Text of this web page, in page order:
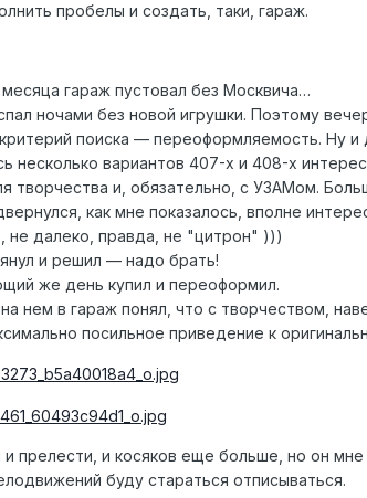
пробелы и создать, таки, гараж.
гараж пустовал без Москвича…
ночами без новой игрушки. Поэтому
поиска — переоформляемость. Ну и
несколько вариантов 407-х и 408-х
творчества и, обязательно, с УЗАМом.
как мне показалось, вполне
не далеко, правда, не "цитрон" )))
и решил — надо брать!
же день купил и переоформил.
нем в гараж понял, что с творчеством,
посильное приведение к
и прелести, и косяков еще больше, но он мне
буду стараться отписываться.